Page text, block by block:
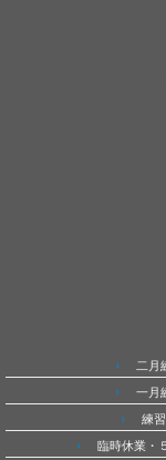
二月
一月
練
臨時休業・